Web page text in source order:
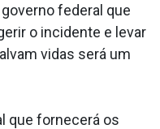
federal que
o incidente e levar
vidas será um
que fornecerá os